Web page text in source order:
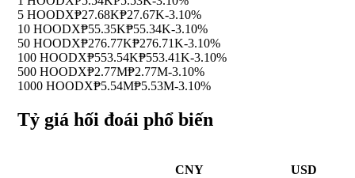
5 HOODX₱27.68K₱27.67K-3.10%
10 HOODX₱55.35K₱55.34K-3.10%
50 HOODX₱276.77K₱276.71K-3.10%
100 HOODX₱553.54K₱553.41K-3.10%
500 HOODX₱2.77M₱2.77M-3.10%
1000 HOODX₱5.54M₱5.53M-3.10%
Tỷ giá hối đoái phổ biến
CNY USD